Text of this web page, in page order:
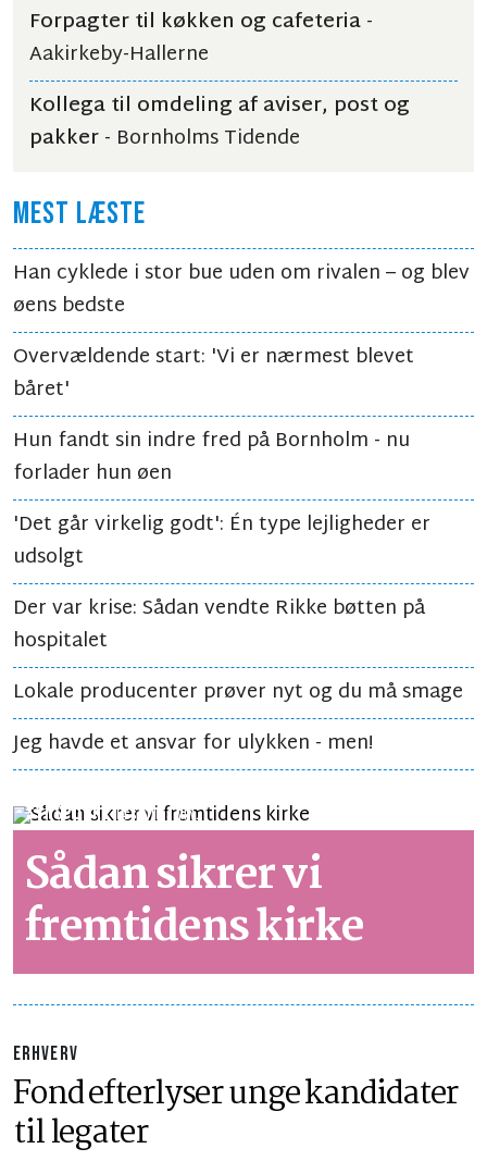
Forpagter til køkken og cafeteria-
Aakirkeby-Hallerne
Kollega til omdeling af aviser, post og
pakker- Bornholms Tidende
MEST LÆSTE
Han cyklede i stor bue uden om rivalen – og blev
øens bedste
Overvældende start: 'Vi er nærmest blevet
båret'
Hun fandt sin indre fred på Bornholm - nu
forlader hun øen
'Det går virkelig godt': Én type lejligheder er
udsolgt
Der var krise: Sådan vendte Rikke bøtten på
hospitalet
Lokale producenter prøver nyt og du må smage
Jeg havde et ansvar for ulykken - men!
SYNSPUNKTLÆSETID 3 MIN.
Sådan sikrer vi
fremtidens kirke
ERHVERV
Fond efterlyser unge kandidater
til legater